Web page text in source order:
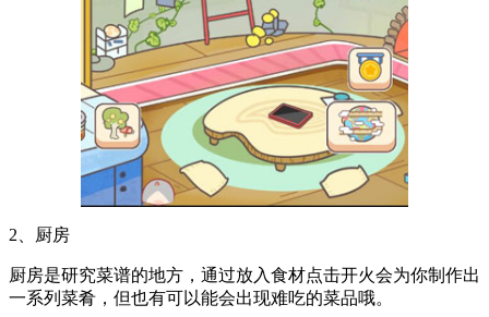
2、厨房
厨房是研究菜谱的地方，通过放入食材点击开火会为你制作出
一系列菜肴，但也有可以能会出现难吃的菜品哦。